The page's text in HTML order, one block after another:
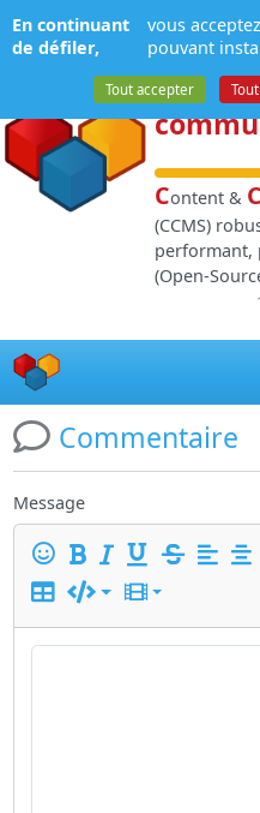
NPDS
Content & C
(CCMS)
performant,
(Open-
Commentaire
Message
Panneau de gestion des cookies
En continuant
de défiler,
vous
pouvant
Tout accepter